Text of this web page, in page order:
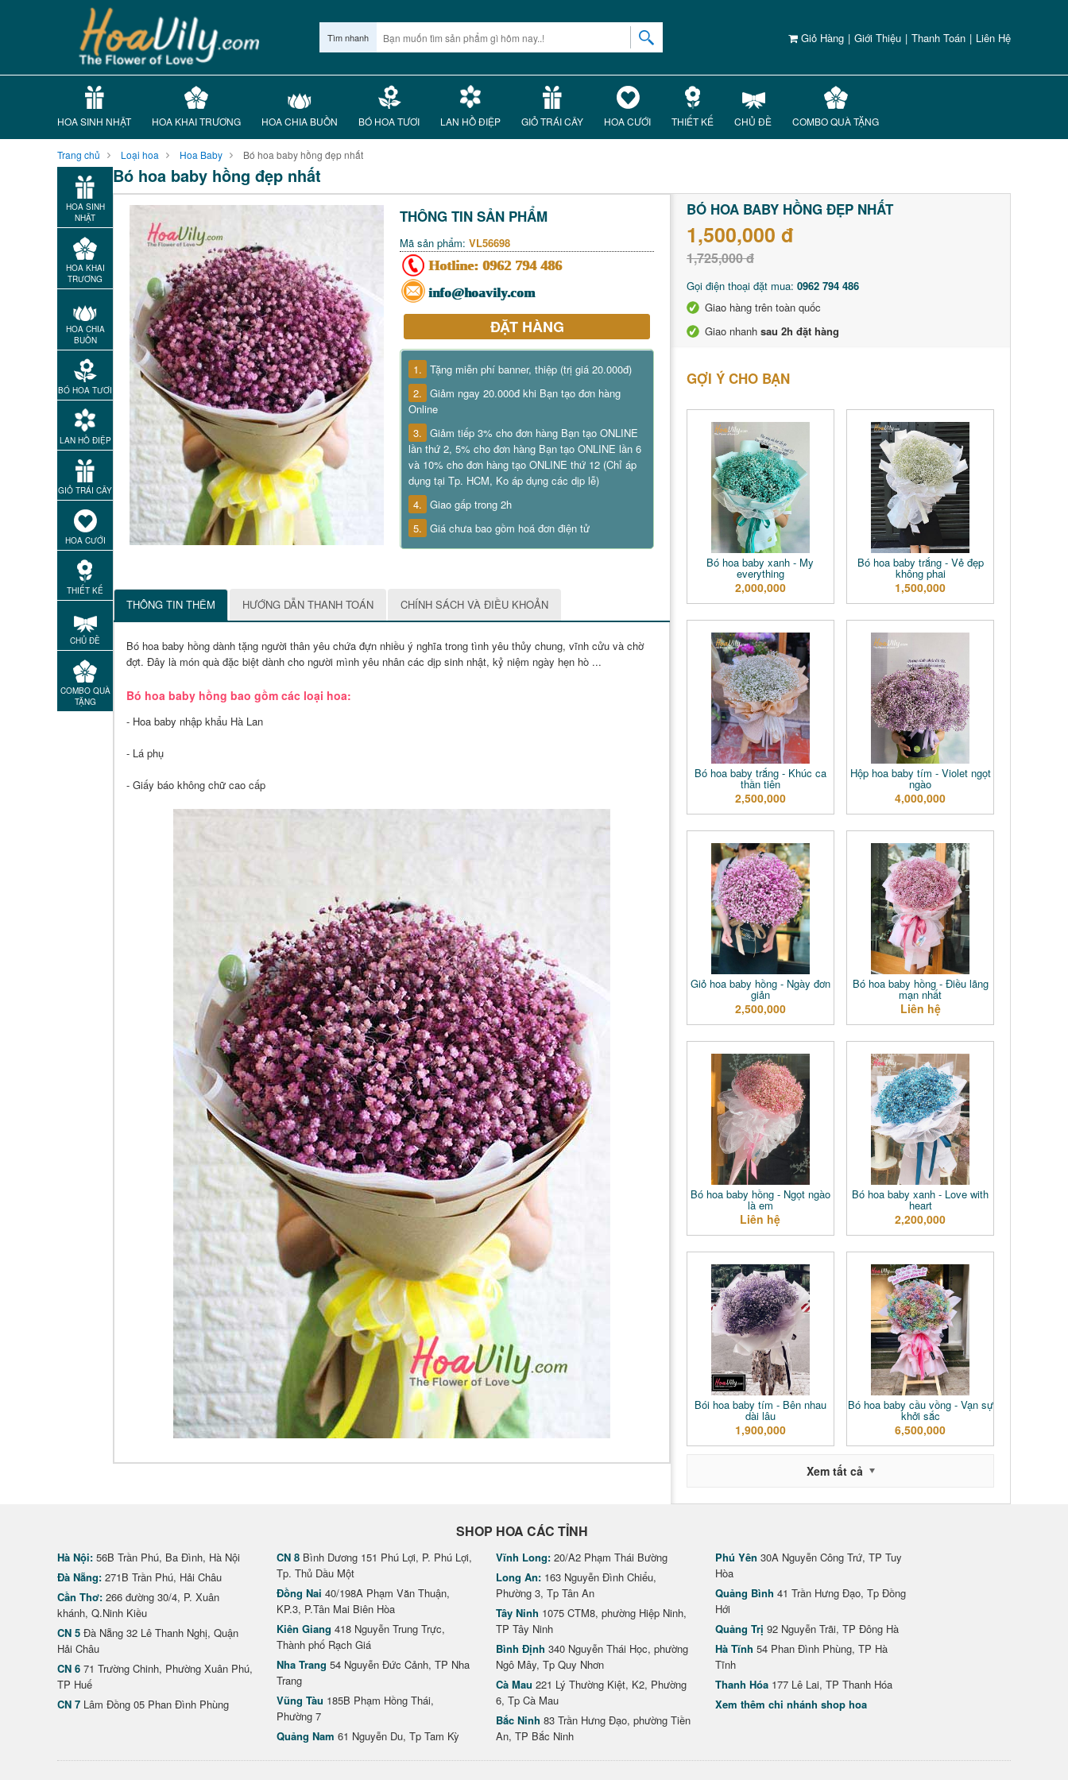
Giỏ Hàng | Giới Thiệu | Thanh Toán | Liên Hệ
Tìm nhanh
HOA SINH NHẬT HOA KHAI TRƯƠNG HOA CHIA BUỒN BÓ HOA TƯƠI LAN HỒ ĐIỆP GIỎ TRÁI CÂY HOA CƯỚI THIẾT KẾ CHỦ ĐỀ COMBO QUÀ TẶNG
Trang chủ Loại hoa Hoa Baby Bó hoa baby hồng đẹp nhất
HOA SINH
NHẬT
HOA KHAI
TRƯƠNG
HOA CHIA
BUỒN
BÓ HOA TƯƠI
LAN HỒ ĐIỆP
GIỎ TRÁI CÂY
HOA CƯỚI
THIẾT KẾ
CHỦ ĐỀ
COMBO QUÀ
TẶNG
Bó hoa baby hồng đẹp nhất
THÔNG TIN SẢN PHẨM
Mã sản phẩm: VL56698
Hotline: 0962 794 486
info@hoavily.com
ĐẶT HÀNG
1. Tặng miễn phí banner, thiệp (trị giá 20.000đ)
2. Giảm ngay 20.000đ khi Bạn tạo đơn hàng
Online
3. Giảm tiếp 3% cho đơn hàng Bạn tạo ONLINE
lần thứ 2, 5% cho đơn hàng Bạn tạo ONLINE lần 6
và 10% cho đơn hàng tạo ONLINE thứ 12 (Chỉ áp
dụng tại Tp. HCM, Ko áp dụng các dịp lễ)
4. Giao gấp trong 2h
5. Giá chưa bao gồm hoá đơn điện tử
THÔNG TIN THÊM HƯỚNG DẪN THANH TOÁN CHÍNH SÁCH VÀ ĐIỀU KHOẢN
Bó hoa baby hồng dành tặng người thân yêu chứa đựn nhiều ý nghĩa trong tình yêu thủy chung, vĩnh cửu và chờ
đợt. Đây là món quà đặc biệt dành cho người mình yêu nhân các dịp sinh nhật, kỷ niệm ngày hẹn hò ...
Bó hoa baby hồng bao gồm các loại hoa:
- Hoa baby nhập khẩu Hà Lan
- Lá phụ
- Giấy báo không chữ cao cấp
BÓ HOA BABY HỒNG ĐẸP NHẤT
1,500,000 đ
1,725,000 đ
Gọi điện thoại đặt mua: 0962 794 486
Giao hàng trên toàn quốc
Giao nhanh sau 2h đặt hàng
GỢI Ý CHO BẠN
Bó hoa baby xanh - My
everything
2,000,000
Bó hoa baby trắng - Vẻ đẹp
không phai
1,500,000
Bó hoa baby trắng - Khúc ca
thần tiên
2,500,000
Hộp hoa baby tím - Violet ngọt
ngào
4,000,000
Giỏ hoa baby hồng - Ngày đơn
giản
2,500,000
Bó hoa baby hồng - Điều lãng
mạn nhất
Liên hệ
Bó hoa baby hồng - Ngọt ngào
là em
Liên hệ
Bó hoa baby xanh - Love with
heart
2,200,000
Bói hoa baby tím - Bên nhau
dài lâu
1,900,000
Bó hoa baby cầu vồng - Vạn sự
khởi sắc
6,500,000
Xem tất cả
SHOP HOA CÁC TỈNH
Hà Nội: 56B Trần Phú, Ba Đình, Hà Nội
Đà Nẵng: 271B Trần Phú, Hải Châu
Cần Thơ: 266 đường 30/4, P. Xuân
khánh, Q.Ninh Kiều
CN 5 Đà Nẵng 32 Lê Thanh Nghị, Quận
Hải Châu
CN 6 71 Trường Chinh, Phường Xuân Phú,
TP Huế
CN 7 Lâm Đồng 05 Phan Đình Phùng
CN 8 Bình Dương 151 Phú Lợi, P. Phú Lợi,
Tp. Thủ Dầu Một
Đồng Nai 40/198A Phạm Văn Thuận,
KP.3, P.Tân Mai Biên Hòa
Kiên Giang 418 Nguyễn Trung Trực,
Thành phố Rạch Giá
Nha Trang 54 Nguyễn Đức Cảnh, TP Nha
Trang
Vũng Tàu 185B Phạm Hồng Thái,
Phường 7
Quảng Nam 61 Nguyễn Du, Tp Tam Kỳ
Vĩnh Long: 20/A2 Phạm Thái Bường
Long An: 163 Nguyễn Đình Chiểu,
Phường 3, Tp Tân An
Tây Ninh 1075 CTM8, phường Hiệp Ninh,
TP Tây Ninh
Bình Định 340 Nguyễn Thái Học, phường
Ngô Mây, Tp Quy Nhơn
Cà Mau 221 Lý Thường Kiệt, K2, Phường
6, Tp Cà Mau
Bắc Ninh 83 Trần Hưng Đạo, phường Tiền
An, TP Bắc Ninh
Phú Yên 30A Nguyễn Công Trứ, TP Tuy
Hòa
Quảng Bình 41 Trần Hưng Đạo, Tp Đồng
Hới
Quảng Trị 92 Nguyễn Trãi, TP Đông Hà
Hà Tĩnh 54 Phan Đình Phùng, TP Hà
Tĩnh
Thanh Hóa 177 Lê Lai, TP Thanh Hóa
Xem thêm chi nhánh shop hoa